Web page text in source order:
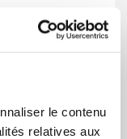
le contenu
relatives aux
mois sont
pouvez même